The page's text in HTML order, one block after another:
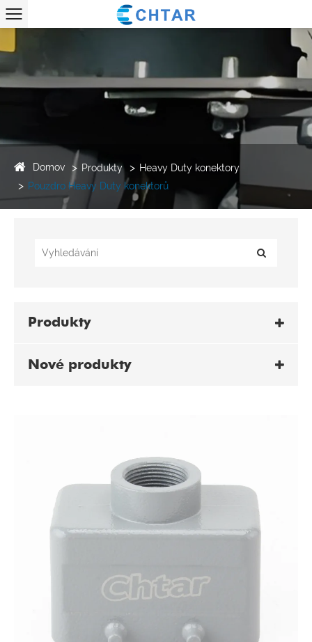
Domov Produkty
Heavy Duty konektory
Pouzdro Heavy Duty konektorů
Produkty
Nové produkty